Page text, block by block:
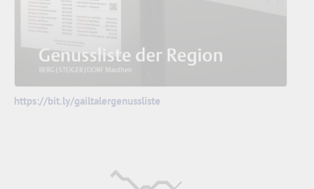
https://bit.ly/gailtalergenussliste